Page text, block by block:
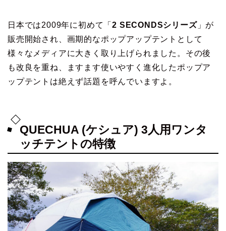
日本では2009年に初めて「2 SECONDSシリーズ」が
販売開始され、画期的なポップアップテントとして
様々なメディアに大きく取り上げられました。その後
も改良を重ね、ますます使いやすく進化したポップア
ップテントは絶えず話題を呼んでいますよ。
QUECHUA (ケシュア) 3人用ワンタ
ッチテントの特徴